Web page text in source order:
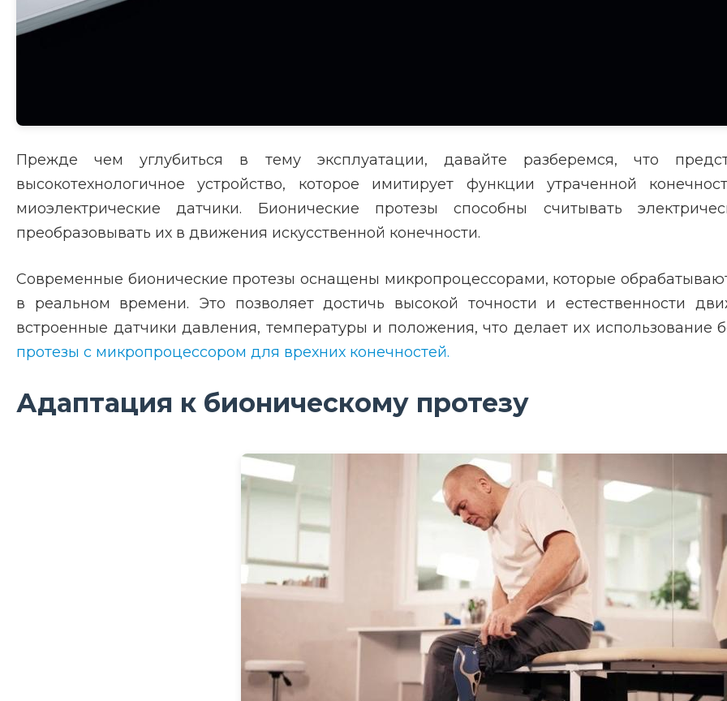
Прежде чем углубиться в тему эксплуатации, давайте разберемся, что
высокотехнологичное устройство, которое имитирует функции утраченной
миоэлектрические датчики. Бионические протезы способны считывать
преобразовывать их в движения искусственной конечности.
Современные бионические протезы оснащены микропроцессорами, которые
в реальном времени. Это позволяет достичь высокой точности и естественности
встроенные датчики давления, температуры и положения, что делает их
протезы с микропроцессором для врехних конечностей.
Адаптация к бионическому протезу